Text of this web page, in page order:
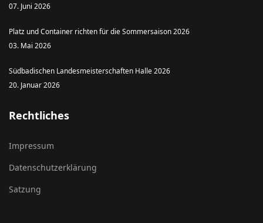
07. Juni 2026
Platz und Container richten für die Sommersaison 2026
03. Mai 2026
Südbadischen Landesmeisterschaften Halle 2026
20. Januar 2026
Rechtliches
Impressum
Datenschutzerklärung
Satzung